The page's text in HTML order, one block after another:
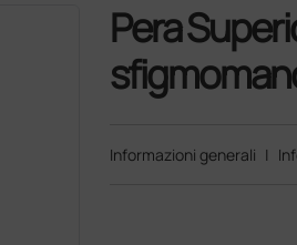
Pera
Informazioni generali |